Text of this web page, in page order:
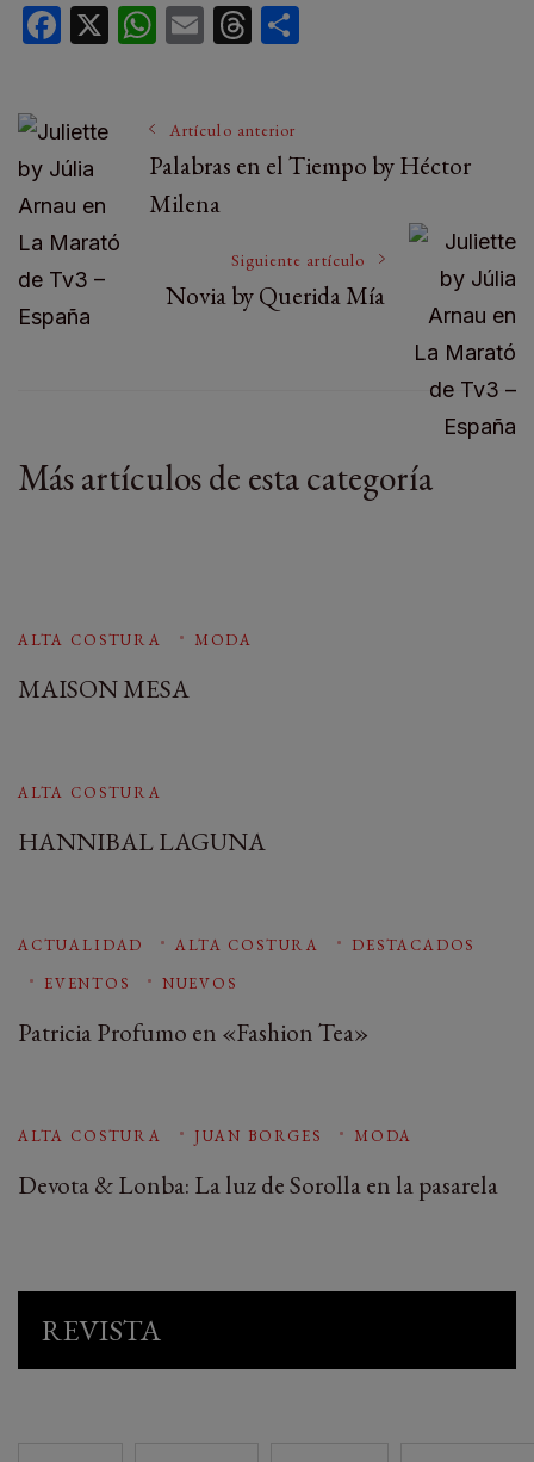
Facebook
X WhatsApp
EmailThreads
Artículo anterior
Palabras en el Tiempo by Héctor
Milena
Siguiente artículo
Novia by Querida Mía
Más artículos de esta categoría
ALTA COSTURA MODA
MAISON MESA
ALTA COSTURA
HANNIBAL LAGUNA
ACTUALIDAD ALTA COSTURA
DESTACADOS
EVENTOS
NUEVOS
Patricia Profumo en «Fashion Tea»
ALTA COSTURA JUAN BORGES MODA
Devota & Lonba: La luz de Sorolla en la pasarela
REVISTA